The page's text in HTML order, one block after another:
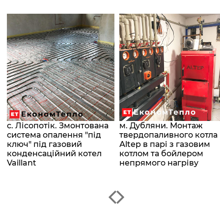
с. Лісопотік. Змонтована
система опалення "під
ключ" під газовий
конденсаційний котел
Vaillant
м. Дубляни. Монтаж
твердопаливного котла
Аltep в парі з газовим
котлом та бойлером
непрямого нагріву